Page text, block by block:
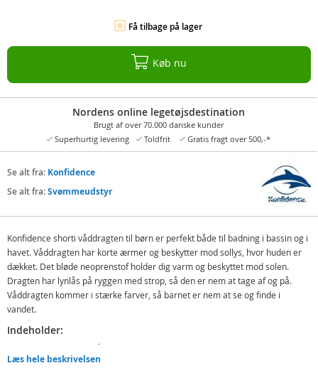
Få tilbage på lager
Køb nu
Nordens online legetøjsdestination
Brugt af over 70.000 danske kunder
Superhurtig levering
Toldfrit Gratis fragt over 500,-*
Se alt fra: Konfidence
Se alt fra:Svømmeudstyr
Konfidence shorti våddragten til børn er perfekt både til badning i bassin og i
havet. Våddragten har korte ærmer og beskytter mod sollys, hvor huden er
dækket. Det bløde neoprenstof holder dig varm og beskyttet mod solen.
Dragten har lynlås på ryggen med strop, så den er nem at tage af og på.
Våddragten kommer i stærke farver, så barnet er nem at se og finde i
vandet.
Indeholder:
Konfidence shorti våddragt
Læs hele beskrivelsen